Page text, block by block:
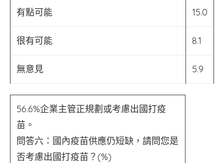
有點可能 15.0
很有可能 8.1
無意見 5.9
56.6%企業主管正規劃或考慮出國打疫
苗。
問答六：國內疫苗供應仍短缺，請問您是
否考慮出國打疫苗？(%)